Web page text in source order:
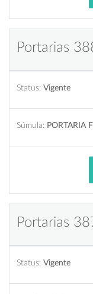
Portarias
Status: Vigente
Súmula: PORTARIA
Portarias
Status: Vigente